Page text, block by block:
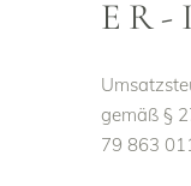
ER-
gemäß §
79 863